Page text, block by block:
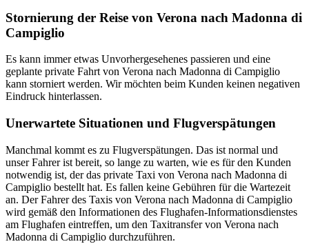
Stornierung der Reise von Verona nach Madonna di
Campiglio
Es kann immer etwas Unvorhergesehenes passieren und eine
geplante private Fahrt von Verona nach Madonna di Campiglio
kann storniert werden. Wir möchten beim Kunden keinen negativen
Eindruck hinterlassen.
Unerwartete Situationen und Flugverspätungen
Manchmal kommt es zu Flugverspätungen. Das ist normal und
unser Fahrer ist bereit, so lange zu warten, wie es für den Kunden
notwendig ist, der das private Taxi von Verona nach Madonna di
Campiglio bestellt hat. Es fallen keine Gebühren für die Wartezeit
an. Der Fahrer des Taxis von Verona nach Madonna di Campiglio
wird gemäß den Informationen des Flughafen-Informationsdienstes
am Flughafen eintreffen, um den Taxitransfer von Verona nach
Madonna di Campiglio durchzuführen.